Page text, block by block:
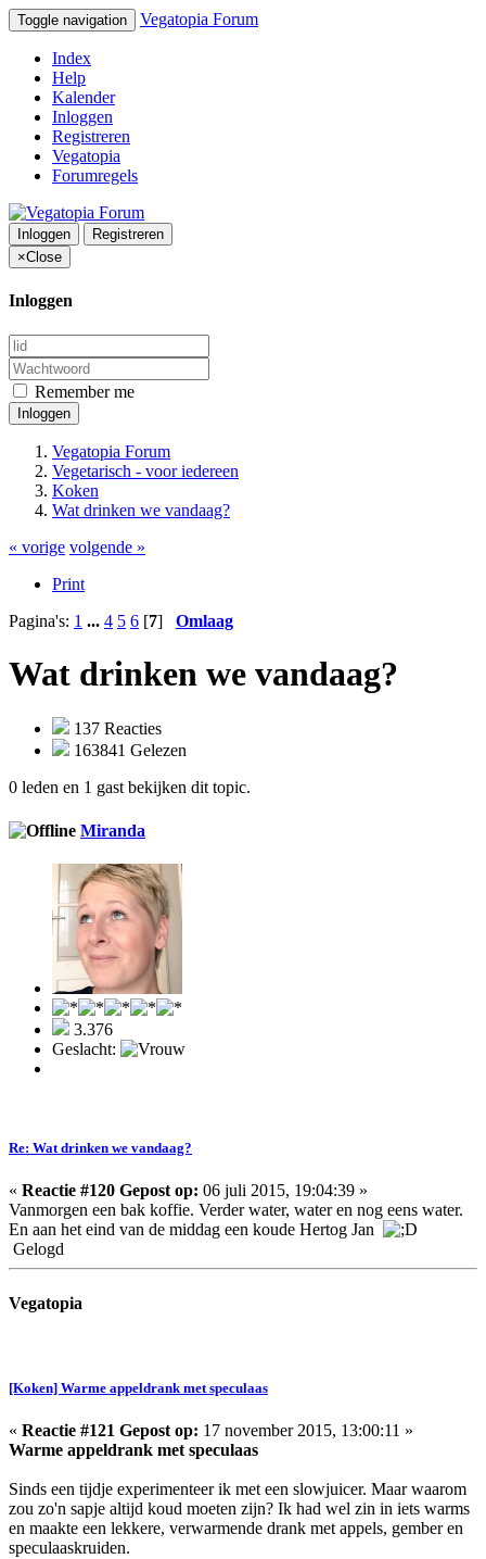
Toggle navigation Vegatopia Forum
Index
Help
Kalender
Inloggen
Registreren
Vegatopia
Forumregels
Inloggen
Registreren
×Close
Inloggen
Remember me
Inloggen
Vegatopia Forum
Vegetarisch - voor iedereen
Koken
Wat drinken we vandaag?
« vorige volgende »
Print
Pagina's: 1 ... 4 5 6 [7] Omlaag
Wat drinken we vandaag?
137 Reacties
163841 Gelezen
0 leden en 1 gast bekijken dit topic.
Miranda
3.376
Geslacht:
Re: Wat drinken we vandaag?
« Reactie #120 Gepost op: 06 juli 2015, 19:04:39 »
Vanmorgen een bak koffie. Verder water, water en nog eens water.
En aan het eind van de middag een koude Hertog Jan
Gelogd
Vegatopia
[Koken] Warme appeldrank met speculaas
« Reactie #121 Gepost op: 17 november 2015, 13:00:11 »
Warme appeldrank met speculaas
Sinds een tijdje experimenteer ik met een slowjuicer. Maar waarom
zou zo'n sapje altijd koud moeten zijn? Ik had wel zin in iets warms
en maakte een lekkere, verwarmende drank met appels, gember en
speculaaskruiden.